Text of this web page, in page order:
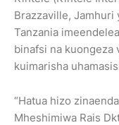
Brazzaville, Jamhuri
Tanzania
binafsi na kuongeza
kuimarisha
“Hatua hizo
Mheshimiwa Rais